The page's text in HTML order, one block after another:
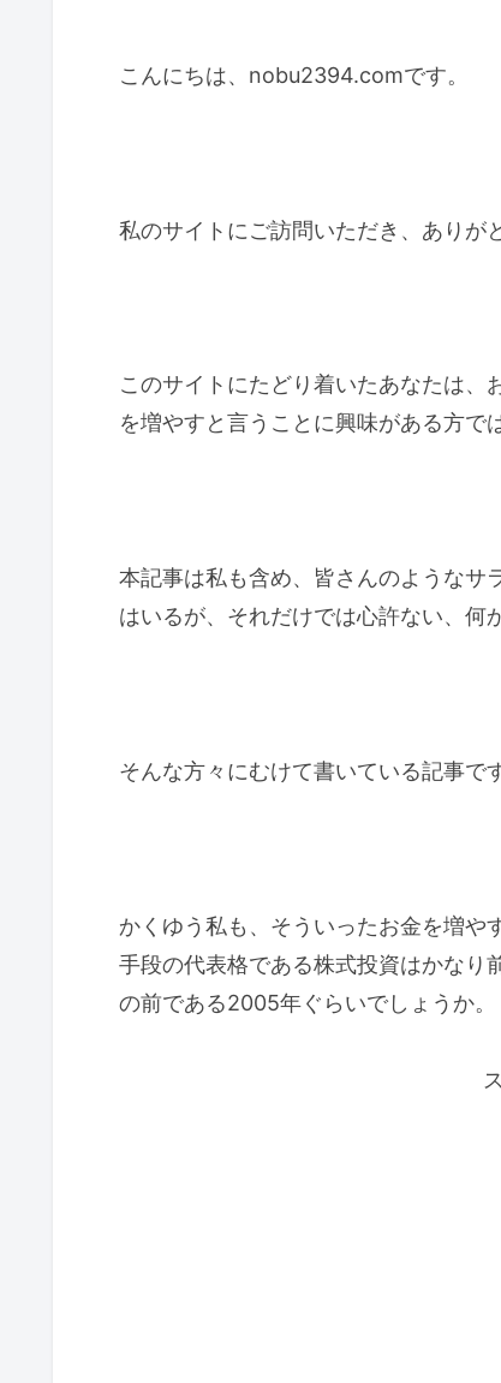
こんにちは、nobu2394.comです。
私のサイトにご訪問いただき、ありが
このサイトにたどり着いたあなたは、
を増やすと言うことに興味がある方で
本記事は私も含め、皆さんのようなサ
はいるが、それだけでは心許ない、何
そんな方々にむけて書いている記事です
かくゆう私も、そういったお金を増や
手段の代表格である株式投資はかなり
の前である2005年ぐらいでしょうか。